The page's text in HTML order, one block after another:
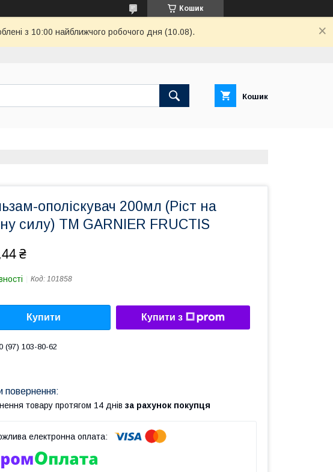
Кошик
з 10:00 найближчого робочого дня (10.08).
Кошик
ополіскувач 200мл (Ріст на
силу) ТМ GARNIER FRUCTIS
₴
Код: 101858
Купити Купити з
(97) 103-80-62
товару протягом 14 днів за рахунок покупця